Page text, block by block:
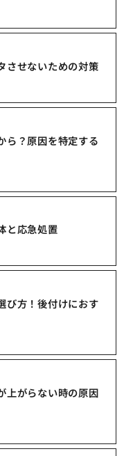
させないための対策
ら？原因を特定する
と応急処置
び方！後付けにおす
上がらない時の原因